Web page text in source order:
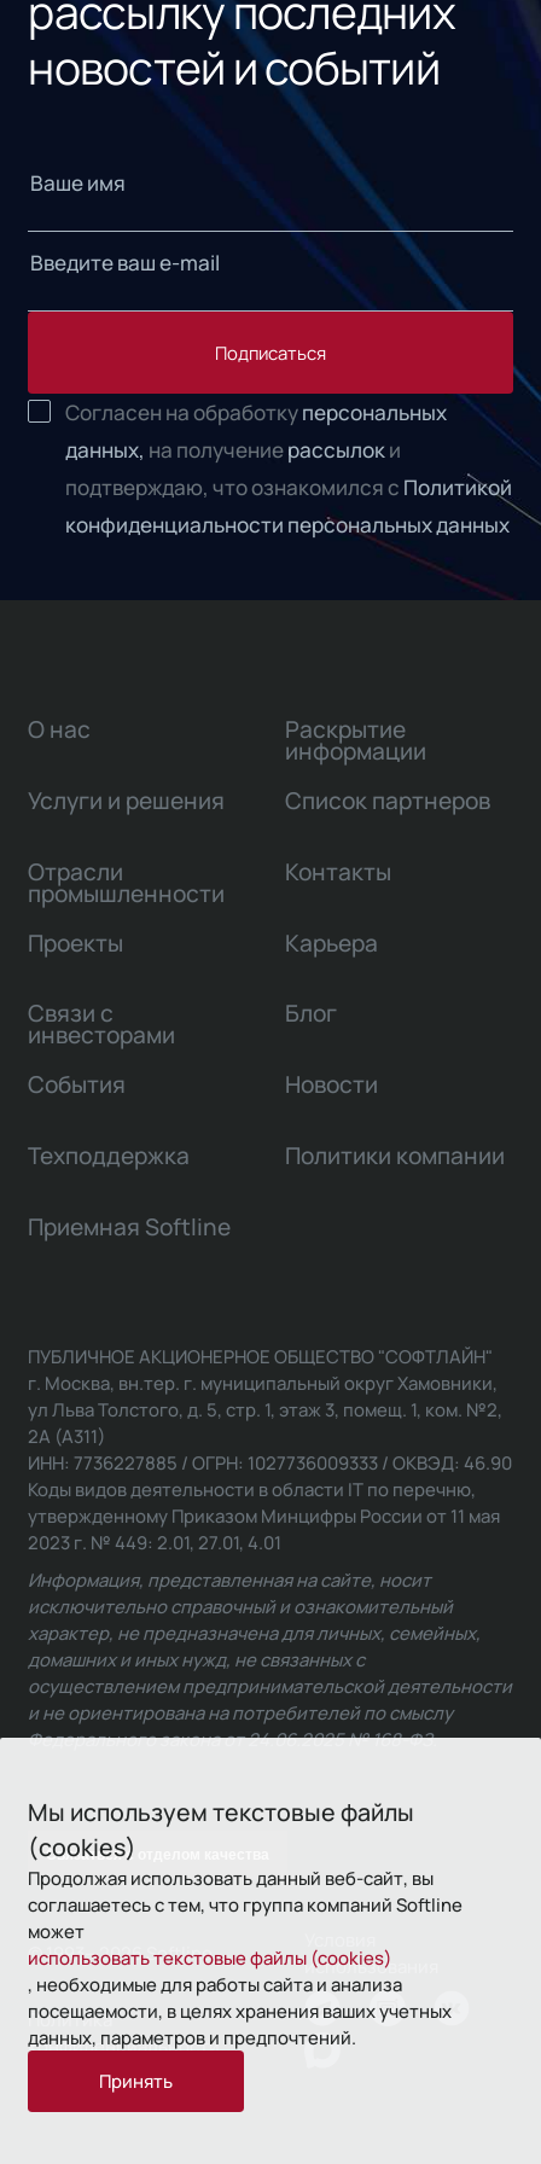
новостей и событий
Подписаться
Согласен на обработкуперсональных
данных, на получениерассылоки
подтверждаю, что ознакомился с Политикой
конфиденциальности персональных данных
Мы используем текстовые файлы
(cookies)
Продолжая использовать данный веб-сайт, вы
соглашаетесь с тем, что группа компаний Softline
может
использовать текстовые файлы (cookies)
, необходимые для работы сайта и анализа
посещаемости, в целях хранения ваших учетных
данных, параметров и предпочтений.
Принять
О нас
Услуги и решения
Отрасли
промышленности
Проекты
Связи с
инвесторами
Раскрытие
информации
Список партнеров
Контакты
Карьера
Блог
События Новости
Техподдержка Политики компании
Приемная Softline
Связаться с отделом качества
ПУБЛИЧНОЕ АКЦИОНЕРНОЕ ОБЩЕСТВО "СОФТЛАЙН"
г. Москва, вн.тер. г. муниципальный округ Хамовники,
ул Льва Толстого, д. 5, стр. 1, этаж 3, помещ. 1, ком. №2,
2А (А311)
ИНН: 7736227885 / ОГРН: 1027736009333 / ОКВЭД: 46.90
Коды видов деятельности в области IT по перечню,
утвержденному Приказом Минцифры России от 11 мая
2023 г. № 449: 2.01, 27.01, 4.01
Информация, представленная на сайте, носит
исключительно справочный и ознакомительный
характер, не предназначена для личных, семейных,
домашних и иных нужд, не связанных с
осуществлением предпринимательской деятельности
и не ориентирована на потребителей по смыслу
Федерального закона от 24.06.2025 № 168-ФЗ.
© 1993—2026 Softline
использования
Политика
конфиденциальности